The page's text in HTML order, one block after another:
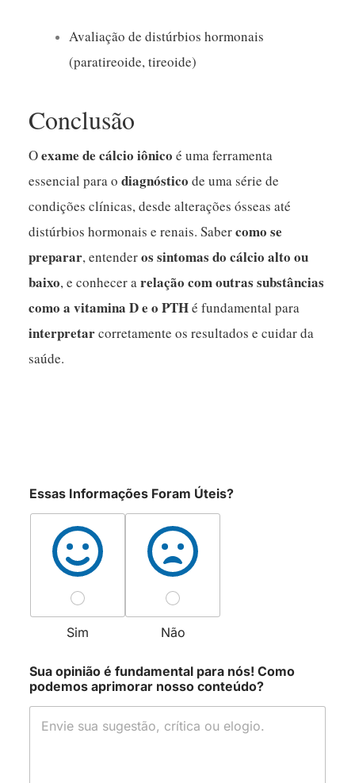
Avaliação de distúrbios hormonais
(paratireoide, tireoide)
Conclusão
Oexame de cálcio iônicoé uma ferramenta
essencial para o diagnóstico de uma série de
condições clínicas, desde alterações ósseas até
distúrbios hormonais e renais. Sabercomo se
preparar, entenderos sintomas do cálcio alto ou
baixo, e conhecer arelação com outras substâncias
como a vitamina D e o PTHé fundamental para
interpretarcorretamente os resultados e cuidar da
saúde.
Essas Informações Foram Úteis?
Sim Não
Sua opinião é fundamental para nós! Como
podemos aprimorar nosso conteúdo?